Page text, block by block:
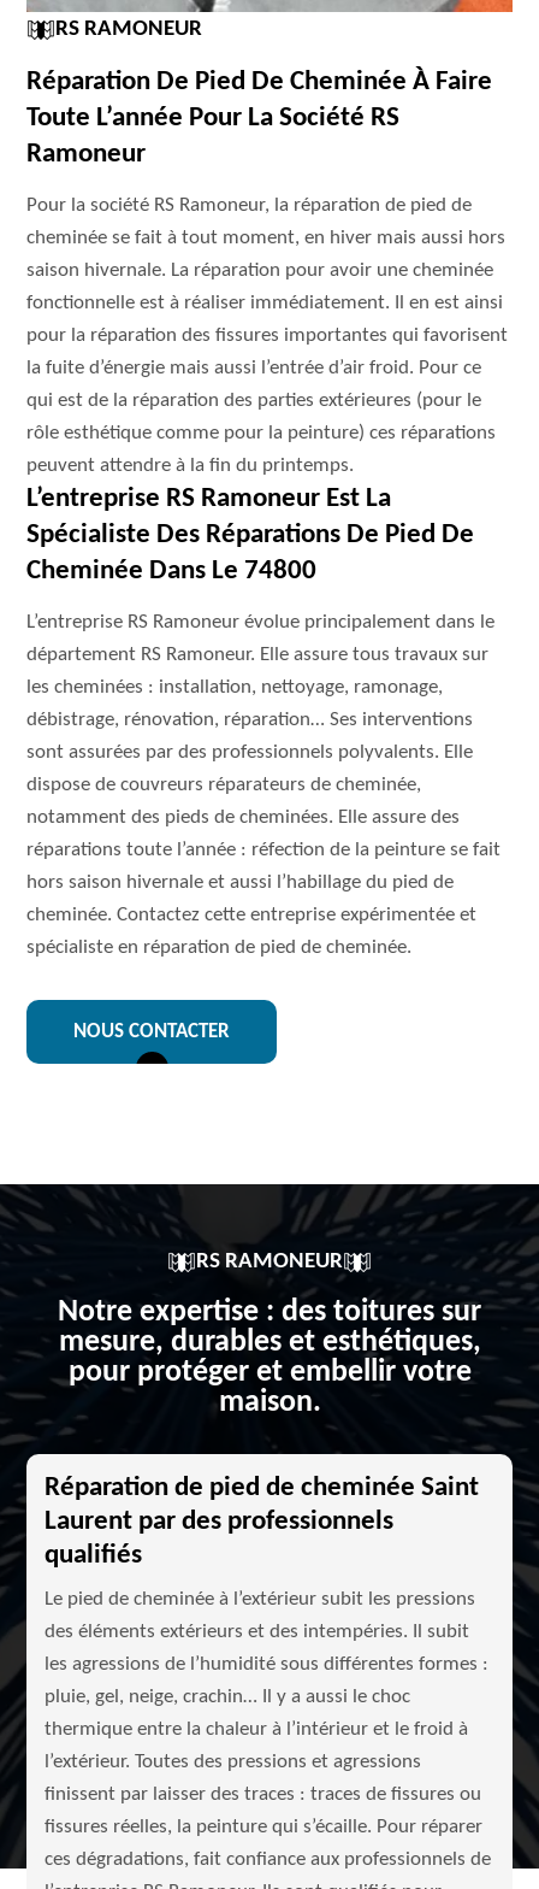
RS RAMONEUR
Réparation De Pied De Cheminée À Faire
Toute L’année Pour La Société RS
Ramoneur
Pour la société RS Ramoneur, la réparation de pied de
cheminée se fait à tout moment, en hiver mais aussi hors
saison hivernale. La réparation pour avoir une cheminée
fonctionnelle est à réaliser immédiatement. Il en est ainsi
pour la réparation des fissures importantes qui favorisent
la fuite d’énergie mais aussi l’entrée d’air froid. Pour ce
qui est de la réparation des parties extérieures (pour le
rôle esthétique comme pour la peinture) ces réparations
peuvent attendre à la fin du printemps.
L’entreprise RS Ramoneur Est La
Spécialiste Des Réparations De Pied De
Cheminée Dans Le 74800
L’entreprise RS Ramoneur évolue principalement dans le
département RS Ramoneur. Elle assure tous travaux sur
les cheminées : installation, nettoyage, ramonage,
débistrage, rénovation, réparation… Ses interventions
sont assurées par des professionnels polyvalents. Elle
dispose de couvreurs réparateurs de cheminée,
notamment des pieds de cheminées. Elle assure des
réparations toute l’année : réfection de la peinture se fait
hors saison hivernale et aussi l’habillage du pied de
cheminée. Contactez cette entreprise expérimentée et
spécialiste en réparation de pied de cheminée.
NOUS CONTACTER
RS RAMONEUR
Notre expertise : des toitures sur
mesure, durables et esthétiques,
pour protéger et embellir votre
maison.
Réparation de pied de cheminée Saint
Laurent par des professionnels
qualifiés
Le pied de cheminée à l’extérieur subit les pressions
des éléments extérieurs et des intempéries. Il subit
les agressions de l’humidité sous différentes formes :
pluie, gel, neige, crachin… Il y a aussi le choc
thermique entre la chaleur à l’intérieur et le froid à
l’extérieur. Toutes des pressions et agressions
finissent par laisser des traces : traces de fissures ou
fissures réelles, la peinture qui s’écaille. Pour réparer
ces dégradations, fait confiance aux professionnels de